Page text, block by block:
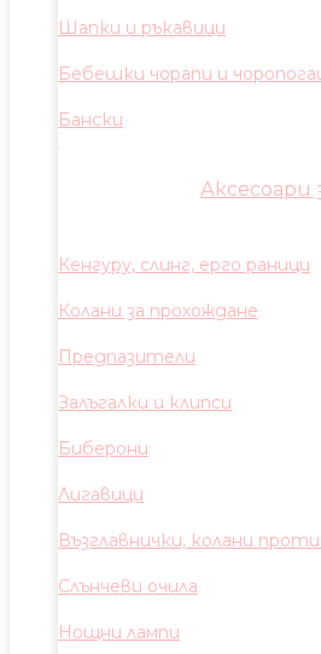
Шапки и ръкавици
Бебешки чорапи и
Бански
Аксесоари
Кенгуру, слинг, ерго раници
Колани за прохождане
Предпазители
Залъгалки и клипси
Биберони
Лигавици
Възглавнички, колани
Слънчеви очила
Нощни лампи